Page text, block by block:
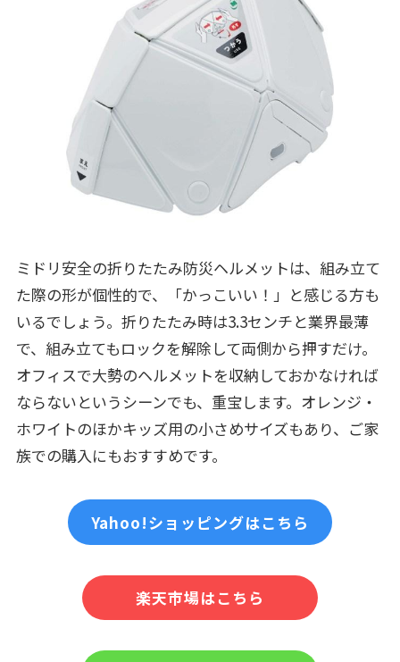
ミドリ安全の折りたたみ防災ヘルメットは、組み立て
た際の形が個性的で、「かっこいい！」と感じる方も
いるでしょう。折りたたみ時は3.3センチと業界最薄
で、組み立てもロックを解除して両側から押すだけ。
オフィスで大勢のヘルメットを収納しておかなければ
ならないというシーンでも、重宝します。オレンジ・
ホワイトのほかキッズ用の小さめサイズもあり、ご家
族での購入にもおすすめです。
Yahoo!ショッピングはこちら
楽天市場はこちら